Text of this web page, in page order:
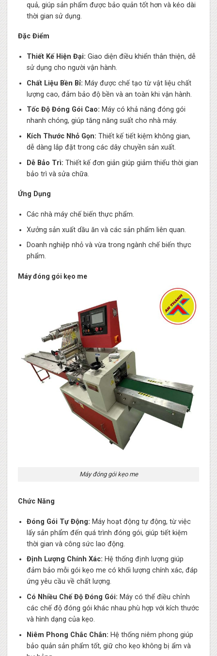
quả, giúp sản phẩm được bảo quản tốt hơn và kéo dài
thời gian sử dụng.
Đặc Điểm
Thiết Kế Hiện Đại: Giao diện điều khiển thân thiện, dễ
sử dụng cho người vận hành.
Chất Liệu Bền Bỉ: Máy được chế tạo từ vật liệu chất
lượng cao, đảm bảo độ bền và an toàn khi vận hành.
Tốc Độ Đóng Gói Cao: Máy có khả năng đóng gói
nhanh chóng, giúp tăng năng suất cho nhà máy.
Kích Thước Nhỏ Gọn: Thiết kế tiết kiệm không gian,
dễ dàng lắp đặt trong các dây chuyền sản xuất.
Dễ Bảo Trì: Thiết kế đơn giản giúp giảm thiểu thời gian
bảo trì và sửa chữa.
Ứng Dụng
Các nhà máy chế biến thực phẩm.
Xưởng sản xuất dầu ăn và các sản phẩm liên quan.
Doanh nghiệp nhỏ và vừa trong ngành chế biến thực
phẩm.
Máy đóng gói kẹo me
Máy đóng gói kẹo me
Chức Năng
Đóng Gói Tự Động: Máy hoạt động tự động, từ việc
lấy sản phẩm đến quá trình đóng gói, giúp tiết kiệm
thời gian và công sức lao động.
Định Lượng Chính Xác: Hệ thống định lượng giúp
đảm bảo mỗi gói kẹo me có khối lượng chính xác, đáp
ứng yêu cầu về chất lượng.
Có Nhiều Chế Độ Đóng Gói: Máy có thể điều chỉnh
các chế độ đóng gói khác nhau phù hợp với kích thước
và hình dạng của kẹo.
Niêm Phong Chắc Chắn: Hệ thống niêm phong giúp
bảo quản sản phẩm tốt, giữ cho kẹo không bị ẩm và